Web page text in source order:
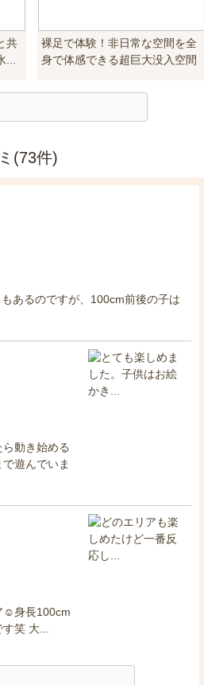
共
裸足で体験！非日常な空間を全
身で体感できる超巨大没入空間
(73件)
あるのですが、100cm前後の子は
動き始める
遊んでいま
☺️身長100cm
笑 大...